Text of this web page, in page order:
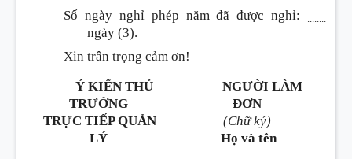
Số ngày nghỉ phép năm đã được nghỉ:
ngày (3).
Xin trân trọng cảm ơn!
Ý KIẾN THỦ
TRƯỞNG
TRỰC TIẾP QUẢN
LÝ
NGƯỜI LÀM
ĐƠN
(Chữ ký)
Họ và tên